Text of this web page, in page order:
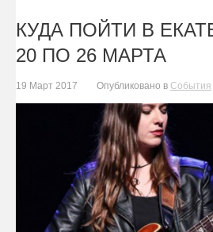
КУДА ПОЙТИ В
20 ПО 26 МАРТА
19 Март 2017 Опубликовано в События